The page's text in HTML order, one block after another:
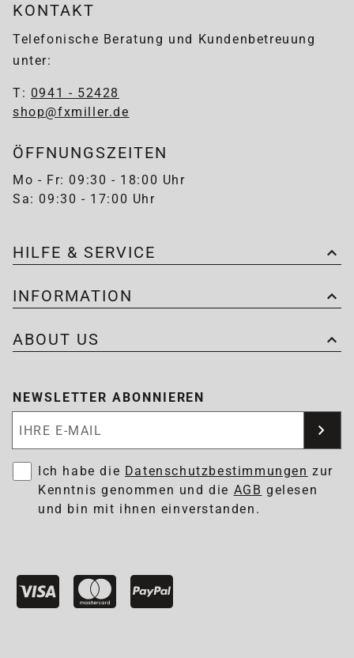
KONTAKT
Telefonische Beratung und Kundenbetreuung
unter:
T: 0941 - 52428
shop@fxmiller.de
ÖFFNUNGSZEITEN
Mo - Fr: 09:30 - 18:00 Uhr
Sa: 09:30 - 17:00 Uhr
HILFE & SERVICE
INFORMATION
ABOUT US
NEWSLETTER ABONNIEREN
Ich habe die Datenschutzbestimmungen zur
Kenntnis genommen und die AGB gelesen
und bin mit ihnen einverstanden.